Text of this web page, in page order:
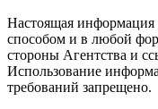
Настоящая информация
способом и в любой
стороны Агентства и
Использование
требований запрещено.